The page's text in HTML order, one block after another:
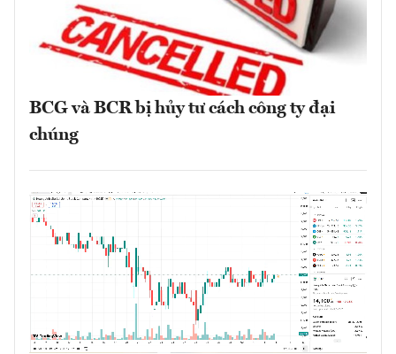
BCG và BCR bị hủy tư cách công ty đại
chúng